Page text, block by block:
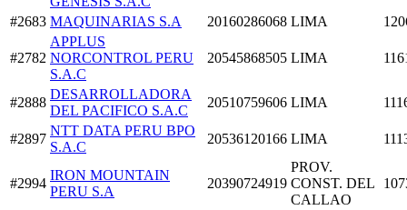
#2683 MAQUINARIAS S.A 20160286068 LIMA
#2782
APPLUS
NORCONTROL PERU
S.A.C
20545868505 LIMA
#2888
DESARROLLADORA
DEL PACIFICO S.A.C
20510759606 LIMA
#2897
NTT DATA PERU BPO
S.A.C
20536120166 LIMA
#2994
IRON MOUNTAIN
PERU S.A
20390724919
PROV.
CONST. DEL
CALLAO